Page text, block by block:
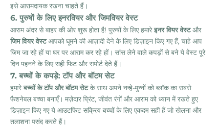
इसे आरामदायक रखना चाहते हैं।
6. पुरुषों के लिए इनरवियर और जिमवियर वेस्ट
आराम अंदर से बाहर की ओर शुरू होता है! पुरुषों के लिए हमारे इनर वियर वेस्टऔर
जिम वियर वेस्टआपको घूमने की आज़ादी देने के लिए डिज़ाइन किए गए हैं, चाहे आप
जिम जा रहे हों या घर पर आराम कर रहे हों। सांस लेने वाले कपड़ों से बने ये वेस्ट पूरे
दिन पहनने के लिए सही फिट और सपोर्ट देते हैं।
7. बच्चों के कपड़े: टॉप और बॉटम सेट
हमारे बच्चों के टॉप और बॉटम सेटके साथ अपने नन्हे-मुन्नों को ब्लॉक का सबसे
फैशनेबल बच्चा बनाएँ। मज़ेदार प्रिंट, जीवंत रंगों और आराम को ध्यान में रखते हुए
डिज़ाइन किए गए ये आउटफिट सक्रिय बच्चों के लिए एकदम सही हैं जो खेलना और
तलाशना पसंद करते हैं।